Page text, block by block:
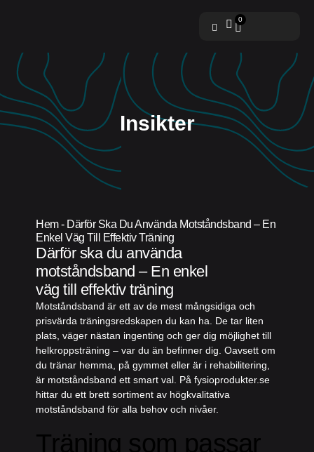
0
Insikter
Hem- Därför Ska Du Använda Motståndsband – En
Enkel Väg Till Effektiv Träning
Därför ska du använda
motståndsband – En enkel
väg till effektiv träning
Motståndsband är ett av de mest mångsidiga och
prisvärda träningsredskapen du kan ha. De tar liten
plats, väger nästan ingenting och ger dig möjlighet till
helkroppsträning – var du än befinner dig. Oavsett om
du tränar hemma, på gymmet eller är i rehabilitering,
är motståndsband ett smart val. Påfysioprodukter.se
hittar du ett brett sortiment av högkvalitativa
motståndsband för alla behov och nivåer.
Träning som passar